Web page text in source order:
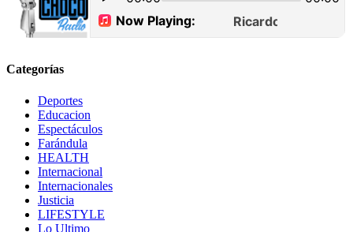
Categorías
Deportes
Educacion
Espectáculos
Farándula
HEALTH
Internacional
Internacionales
Justicia
LIFESTYLE
Lo Ultimo